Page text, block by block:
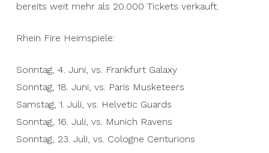
bereits weit mehr als 20.000 Tickets verkauft.
Rhein Fire Heimspiele:
Sonntag, 4. Juni, vs. Frankfurt Galaxy
Sonntag, 18. Juni, vs. Paris Musketeers
Samstag, 1. Juli, vs. Helvetic Guards
Sonntag, 16. Juli, vs. Munich Ravens
Sonntag, 23. Juli, vs. Cologne Centurions